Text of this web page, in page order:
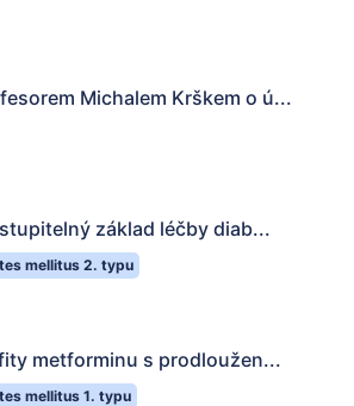
Michalem Krškem o ú...
základ léčby diab...
mellitus 2. typu
metforminu s prodloužen...
mellitus 1. typu